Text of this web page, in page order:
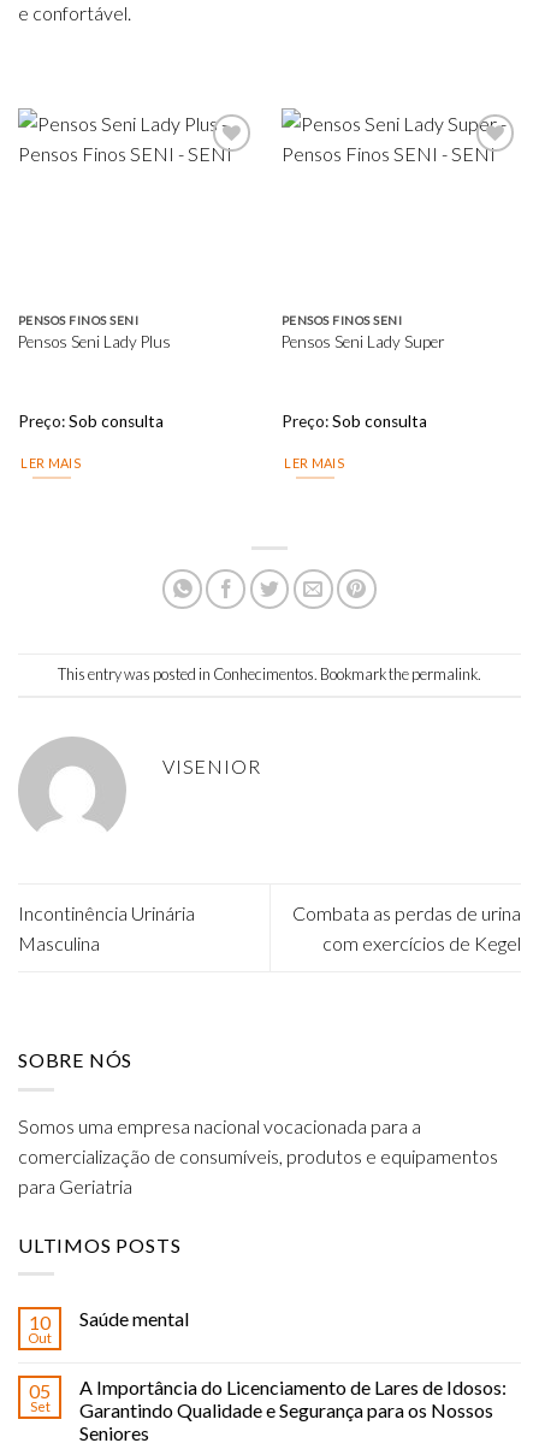
e confortável.
PENSOS FINOS SENI
Pensos Seni Lady Plus
Preço:Sob consulta
LER MAIS
PENSOS FINOS SENI
Pensos Seni Lady Super
Preço:Sob consulta
LER MAIS
This entry was posted in Conhecimentos. Bookmark thepermalink.
VISENIOR
Incontinência Urinária
Masculina
Combata as perdas de urina
com exercícios de Kegel
SOBRE NÓS
Somos uma empresa nacional vocacionada para a
comercialização de consumíveis, produtos e equipamentos
para Geriatria
ULTIMOS POSTS
10
Out
Saúde mental
05
Set
A Importância do Licenciamento de Lares de Idosos:
Garantindo Qualidade e Segurança para os Nossos
Seniores